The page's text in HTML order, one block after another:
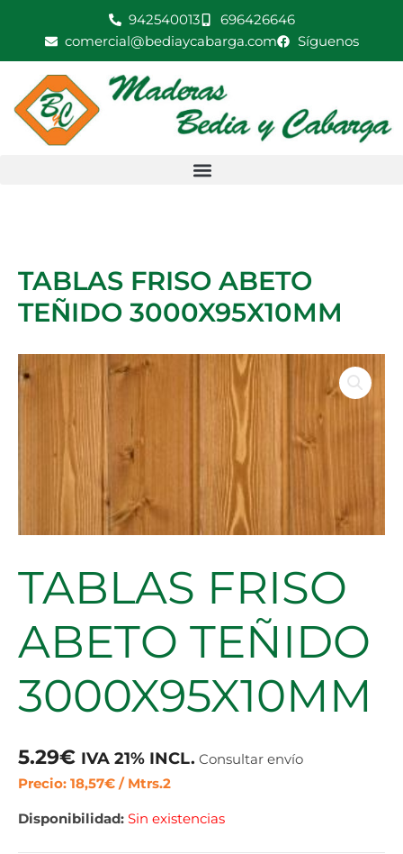
942540013
696426646
comercial@bediaycabarga.com
Síguenos
TABLAS FRISO ABETO
TEÑIDO 3000X95X10MM
TABLAS FRISO
ABETO TEÑIDO
3000X95X10MM
5.29€ IVA 21% INCL. Consultar envío
Precio: 18,57€ / Mtrs.2
Disponibilidad: Sin existencias